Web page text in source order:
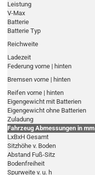
Leistung
V-Max
Batterie
Batterie Typ
Reichweite
Ladezeit
Federung vorne | hinten
Bremsen vorne | hinten
Reifen vorne | hinten
Eigengewicht mit Batterien
Eigengewicht ohne Batterien
Zuladung
Fahrzeug Abmessungen in mm
LxBxH Gesamt
Sitzhöhe v. Boden
Abstand Fuß-Sitz
Bodenfreiheit
Spurweite v. u. h